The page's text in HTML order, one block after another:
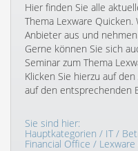
Hier finden Sie alle
Thema Lexware
Anbieter aus und
Gerne können Sie sich
Seminar zum Thema
Klicken Sie hierzu auf
auf den entsprechenden
Sie sind hier:
Hauptkategorien / IT/
Financial Office /